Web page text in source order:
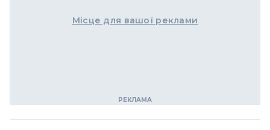
Місце для вашої реклами